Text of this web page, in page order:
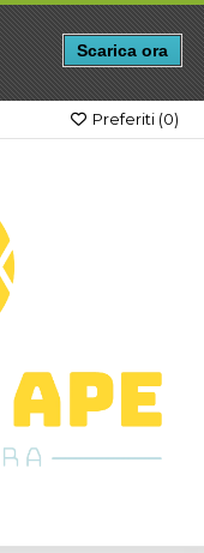
Scarica ora
Preferiti (0)